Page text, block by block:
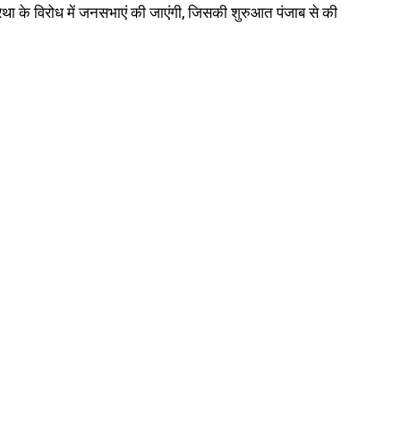
के विरोध में जनसभाएं की जाएंगी, जिसकी शुरुआत पंजाब से की